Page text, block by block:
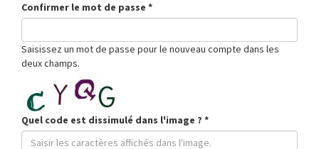
Confirmer le mot de passe *
Saisissez un mot de passe pour le nouveau compte dans les
deux champs.
Quel code est dissimulé dans l'image ? *